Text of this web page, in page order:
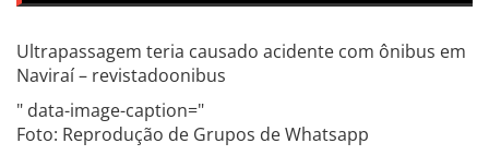
Ultrapassagem teria causado acidente com ônibus em
Naviraí – revistadoonibus
" data-image-caption="
Foto: Reprodução de Grupos de Whatsapp